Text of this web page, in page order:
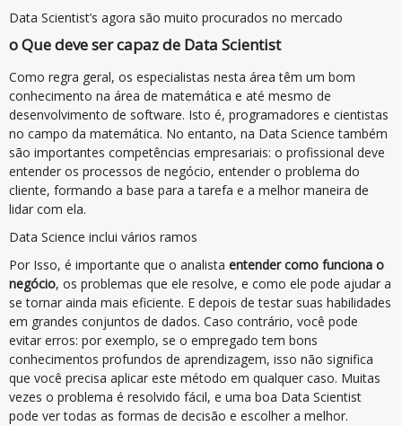
Data Scientist’s agora são muito procurados no mercado
o Que deve ser capaz de Data Scientist
Como regra geral, os especialistas nesta área têm um bom
conhecimento na área de matemática e até mesmo de
desenvolvimento de software. Isto é, programadores e cientistas
no campo da matemática. No entanto, na Data Science também
são importantes competências empresariais: o profissional deve
entender os processos de negócio, entender o problema do
cliente, formando a base para a tarefa e a melhor maneira de
lidar com ela.
Data Science inclui vários ramos
Por Isso, é importante que o analista entender como funciona o
negócio, os problemas que ele resolve, e como ele pode ajudar a
se tornar ainda mais eficiente. E depois de testar suas habilidades
em grandes conjuntos de dados. Caso contrário, você pode
evitar erros: por exemplo, se o empregado tem bons
conhecimentos profundos de aprendizagem, isso não significa
que você precisa aplicar este método em qualquer caso. Muitas
vezes o problema é resolvido fácil, e uma boa Data Scientist
pode ver todas as formas de decisão e escolher a melhor.